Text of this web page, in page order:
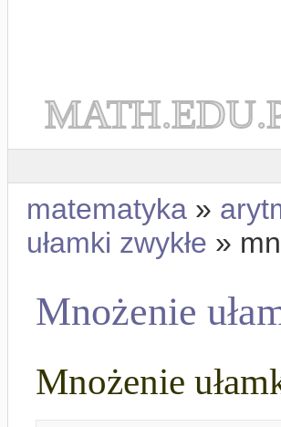
matematyka »
ułamki zwykłe »
Mnożenie
Mnożenie